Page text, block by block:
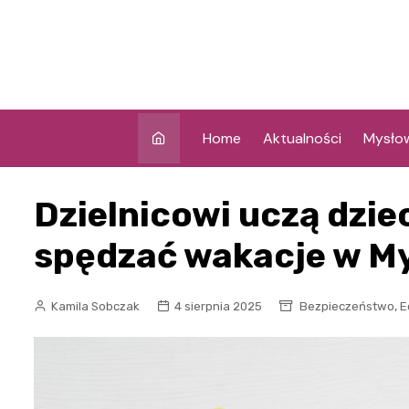
Home Aktualności
Dzielnicowi uczą
spędzać wakacje w
Kamila Sobczak 4 sierpnia 2025 Bezpieczeństwo,